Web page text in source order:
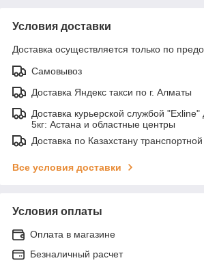
Условия доставки
Доставка осуществляется только по
Самовывоз
Доставка Яндекс такси по г. Алматы
Доставка курьерской службой
5кг: Астана и областные центры
Доставка по Казахстану
Все условия доставки
Условия оплаты
Оплата в магазине
Безналичный расчет